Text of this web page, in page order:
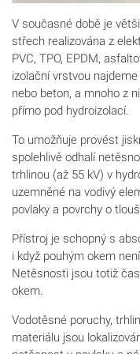
V současné době je
střech realizována z
PVC, TPO, EPDM,
izolační vrstvou
nebo beton, a mnoho z
přímo pod hydroizolací.
To umožňuje provést
spolehlivě odhalí
trhlinou (až 55 kV) v
uzemněné na vodivý
povlaky a povrchy o
Přístroj je schopný s
i když pouhým okem
Netěsnosti jsou totiž
okem.
Vodotěsné poruchy,
materiálu jsou